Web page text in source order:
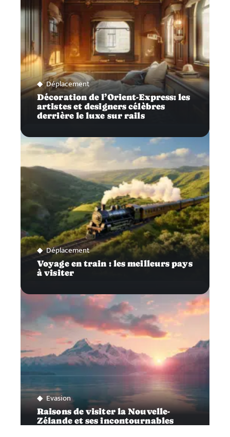
Déplacement
Décoration de l’Orient-Express: les
artistes et designers célèbres
derrière le luxe sur rails
Déplacement
Voyage en train : les meilleurs pays
à visiter
Evasion
Raisons de visiter la Nouvelle-
Zélande et ses incontournables